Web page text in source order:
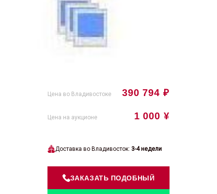
390 794 ₽
Цена во Владивостоке
1 000 ¥
Цена на аукционе
Доставка во Владивосток: 3-4 недели
ЗАКАЗАТЬ ПОДОБНЫЙ